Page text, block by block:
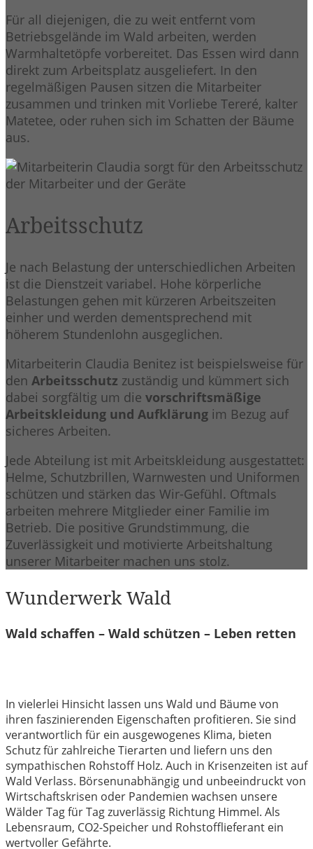
Für all diejenigen, die zu weit entfernt vom
Betriebsgelände im Wald arbeiten, werden
Warmhaltetöpfe vorbereitet. Das Essen wird dann
direkt zum Arbeitsplatz ausgeliefert. In den
regelmäßigen Pausen sitzen die Mitarbeiter
zusammen und trinken mit Vorliebe Tereré, kalter
Matetee, oder ruhen sich im Schatten der Bäume
aus.
Arbeitsschutz
Je nach Belastung der unterschiedlichen Arbeiten
ist die Dienstzeit variabel. Hohe körperliche
Belastungen gehen mit kürzeren Arbeitszeiten
einher und werden dementsprechend mit
höherem Stundenlohn ausgeglichen.
Mitarbeiterin Claudia Benitez ist beispielsweise für
den Arbeitsschutz zuständig und kümmert sich
dabei sorgfältig um die vorschriftsmäßige
Arbeitskleidung und Aufklärung im Bezug auf
sicheres Arbeiten.
Jede Abteilung ist mit Arbeitskleidung ausgestattet:
Helme, Schutzbrillen, Warnwesten und Uniformen
schützen und stärken das Wir-Gefühl. Oftmals
arbeiten mehrere Mitglieder einer Familie im
Betrieb. Die positive Grundstimmung, die
Zuverlässigkeit und motivierte Arbeitshaltung
unserer Mitarbeiter machen uns stolz.
Wunderwerk Wald
Wald schaffen – Wald schützen – Leben retten
In vielerlei Hinsicht lassen uns Wald und Bäume von
ihren faszinierenden Eigenschaften profitieren. Sie sind
verantwortlich für ein ausgewogenes Klima, bieten
Schutz für zahlreiche Tierarten und liefern uns den
sympathischen Rohstoff Holz. Auch in Krisenzeiten ist auf
Wald Verlass. Börsenunabhängig und unbeeindruckt von
Wirtschaftskrisen oder Pandemien wachsen unsere
Wälder Tag für Tag zuverlässig Richtung Himmel. Als
Lebensraum, CO2-Speicher und Rohstofflieferant ein
wertvoller Gefährte.